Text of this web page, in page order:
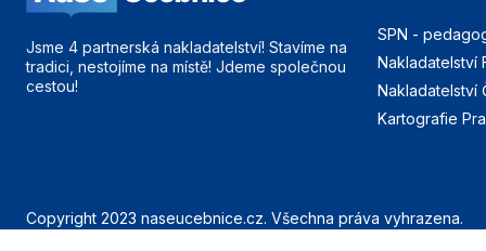
Jsme 4 partnerská nakladatelství! Stavíme na
tradici, nestojíme na místě! Jdeme společnou
cestou!
SPN -
Nakladatelství
Nakladatelství
Kartografie
Copyright 2023 naseucebnice.cz. Všechna práva vyhrazena.